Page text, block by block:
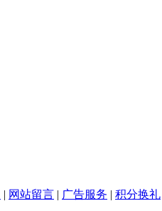
| 网站留言 | 广告服务 | 积分换礼